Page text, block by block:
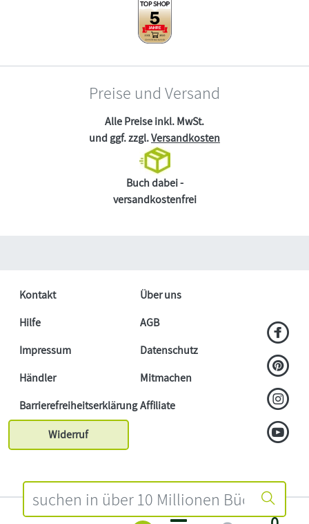
Preise und Versand
Alle Preise inkl. MwSt.
und ggf. zzgl.Versandkosten
Buch dabei -
versandkostenfrei
Kontakt
Über uns
Hilfe
AGB
Impressum
Datenschutz
Händler
Mitmachen
BarrierefreiheitserklärungAffiliate
Widerruf